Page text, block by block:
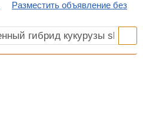
Разместить объявление без